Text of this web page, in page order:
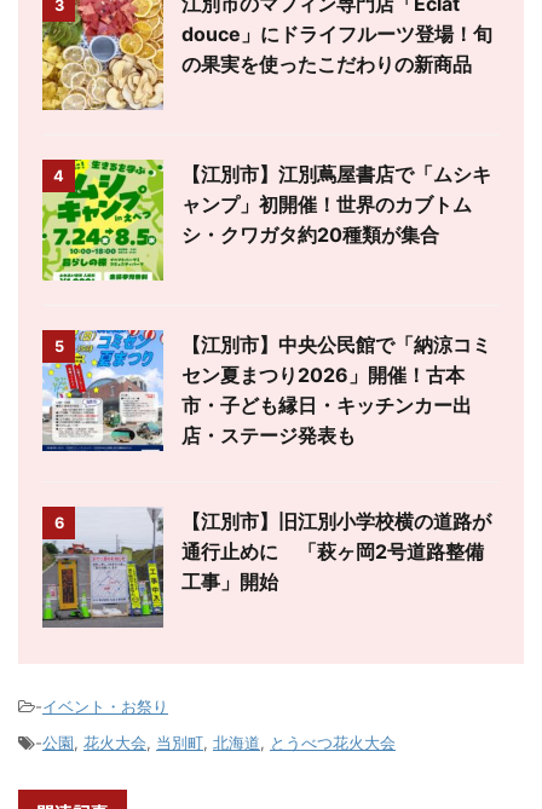
3
douce」にドライフルーツ登場！旬
の果実を使ったこだわりの新商品
4
【江別市】江別蔦屋書店で「ムシキ
ャンプ」初開催！世界のカブトム
シ・クワガタ約20種類が集合
5
【江別市】中央公民館で「納涼コミ
セン夏まつり2026」開催！古本
市・子ども縁日・キッチンカー出
店・ステージ発表も
6
【江別市】旧江別小学校横の道路が
通行止めに 「萩ヶ岡2号道路整備
工事」開始
-イベント・お祭り
-公園, 花火大会, 当別町, 北海道, とうべつ花火大会